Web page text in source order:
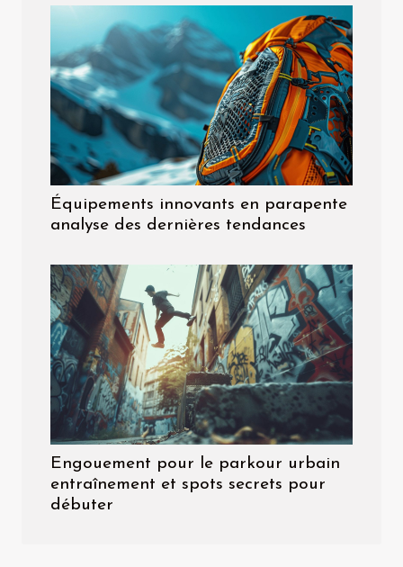
Équipements innovants en parapente
analyse des dernières tendances
Engouement pour le parkour urbain
entraînement et spots secrets pour
débuter